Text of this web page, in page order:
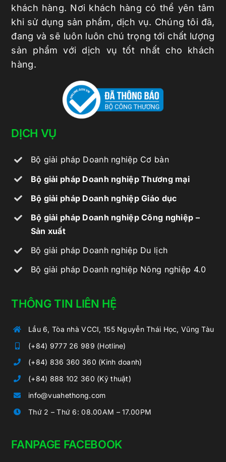
khách hàng. Nơi khách hàng có thể yên tâm
khi sử dụng sản phẩm, dịch vụ. Chúng tôi đã,
đang và sẽ luôn luôn chú trọng tới chất lượng
sản phẩm với dịch vụ tốt nhất cho khách
hàng.
DỊCH VỤ
Bộ giải pháp Doanh nghiệp Cơ bản
Bộ giải pháp Doanh nghiệp Thương mại
Bộ giải pháp Doanh nghiệp Giáo dục
Bộ giải pháp Doanh nghiệp Công nghiệp –
Sản xuất
Bộ giải pháp Doanh nghiệp Du lịch
Bộ giải pháp Doanh nghiệp Nông nghiệp 4.0
THÔNG TIN LIÊN HỆ
Lầu 6, Tòa nhà VCCI, 155 Nguyễn Thái Học, Vũng Tàu
(+84) 9777 26 989 (Hotline)
(+84) 836 360 360 (Kinh doanh)
(+84) 888 102 360 (Kỹ thuật)
info@vuahethong.com
Thứ 2 – Thứ 6: 08.00AM – 17.00PM
FANPAGE FACEBOOK